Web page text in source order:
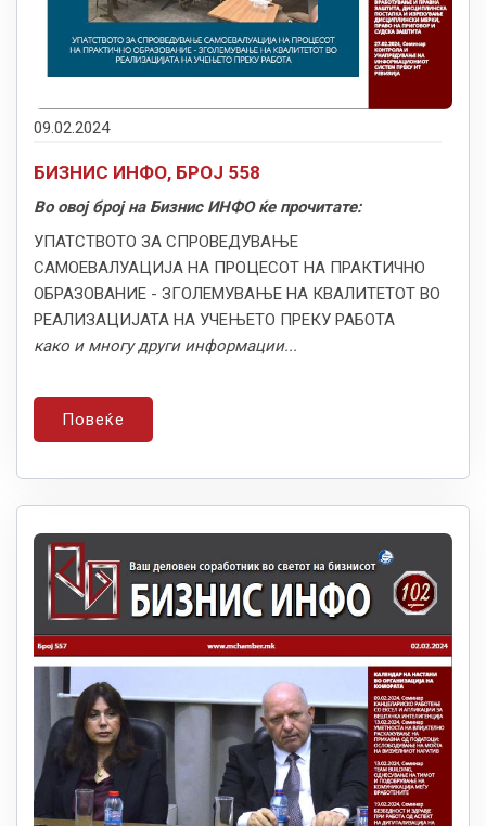
09.02.2024
БИЗНИС ИНФО, БРОЈ 558
Во овој број на Бизнис ИНФО ќе прочитате:
УПАТСТВОТО ЗА СПРОВЕДУВАЊЕ
САМОЕВАЛУАЦИЈА НА ПРОЦЕСОТ НА ПРАКТИЧНО
ОБРАЗОВАНИЕ - ЗГОЛЕМУВАЊЕ НА КВАЛИТЕТОТ ВО
РЕАЛИЗАЦИЈАТА НА УЧЕЊЕТО ПРЕКУ РАБОТА
како и многу други информации...
Повеќе